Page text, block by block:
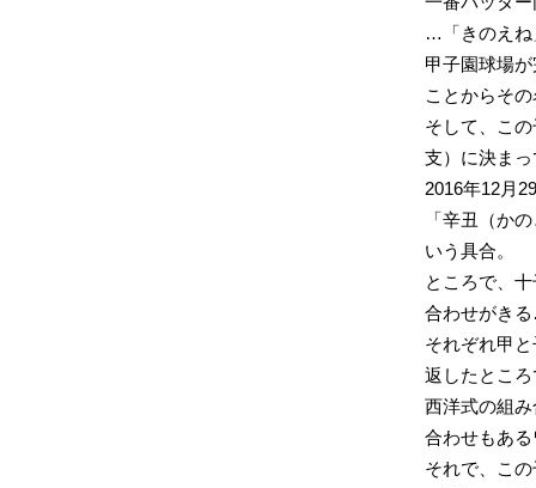
…「きのえね
甲子園球場
ことからそ
そして、こ
支）に決ま
2016年12月
「辛丑（か
いう具合。
ところで、
合わせがき
それぞれ甲
返したとこ
西洋式の組
合わせもあ
それで、こ